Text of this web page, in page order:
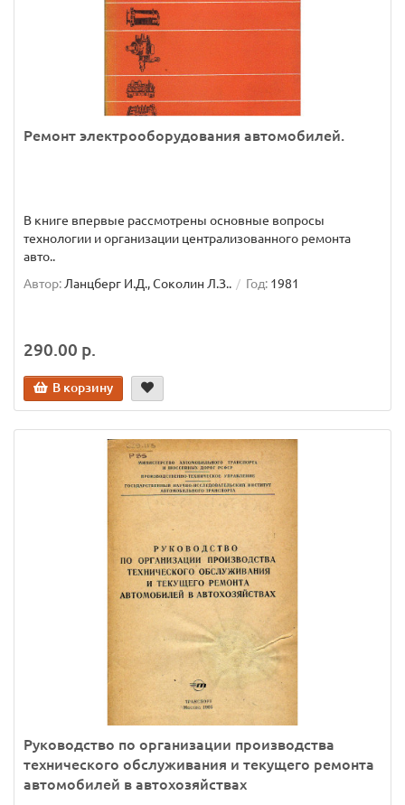
Ремонт электрооборудования автомобилей.
В книге впервые рассмотрены основные вопросы
технологии и организации централизованного ремонта
авто..
Автор: Ланцберг И.Д., Соколин Л.З.. Год: 1981
290.00 р.
В корзину
Руководство по организации производства
технического обслуживания и текущего ремонта
автомобилей в автохозяйствах